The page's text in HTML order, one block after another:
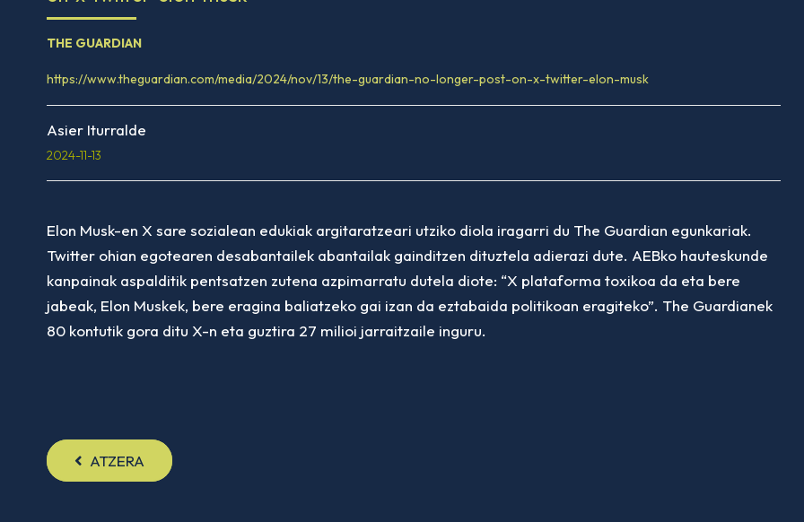
THE GUARDIAN
https://www.theguardian.com/media/2024/nov/13/the-guardian-no-longer-post-on-x-twitter-elon-musk
Asier Iturralde
2024-11-13
Elon Musk-en X sare sozialean edukiak argitaratzeari utziko diola iragarri du The Guardian egunkariak.
Twitter ohian egotearen desabantailek abantailak gainditzen dituztela adierazi dute. AEBko hauteskunde
kanpainak aspalditik pentsatzen zutena azpimarratu dutela diote: “X plataforma toxikoa da eta bere
jabeak, Elon Muskek, bere eragina baliatzeko gai izan da eztabaida politikoan eragiteko”. The Guardianek
80 kontutik gora ditu X-n eta guztira 27 milioi jarraitzaile inguru.
ATZERA